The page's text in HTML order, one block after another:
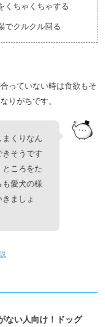
くちゃくちゃする
でクルクル回る
っていない時は食欲もそ
りがちです。
まくりなん
そうです
ころをた
も愛犬の様
ましょ
ない人向け！ドッグ